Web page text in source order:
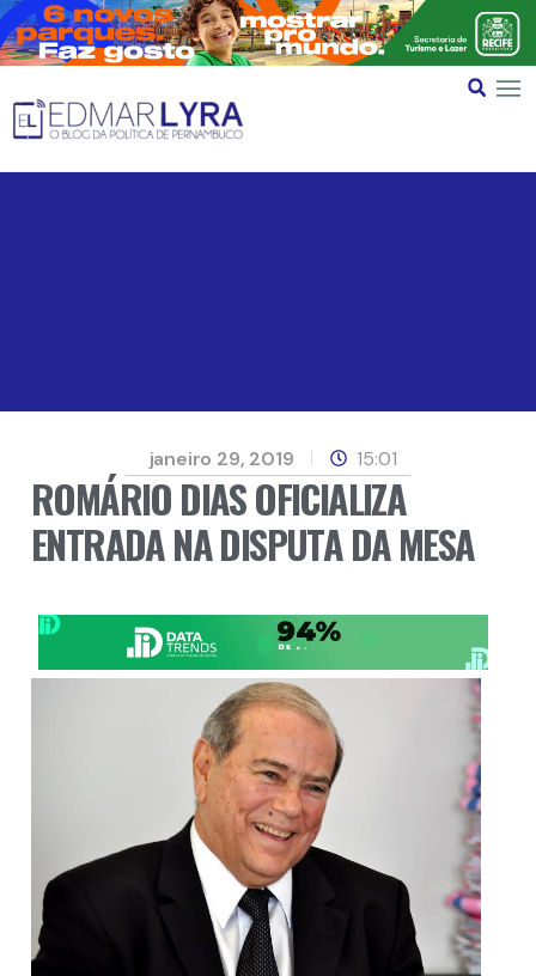
janeiro 29, 2019 15:01
ROMÁRIO DIAS OFICIALIZA
ENTRADA NA DISPUTA DA MESA